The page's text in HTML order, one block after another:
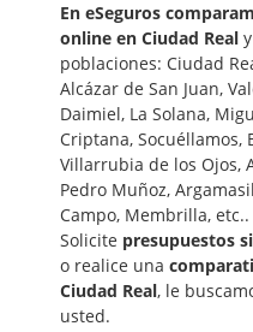
En eSeguros
online en Ciudad Real
poblaciones: Ciudad
Alcázar de San Juan,
Daimiel, La Solana,
Criptana, Socuéllamos,
Villarrubia de los Ojos,
Pedro Muñoz,
Campo, Membrilla, etc..
Solicite presupuestos
o realice una
Ciudad Real, le
usted.